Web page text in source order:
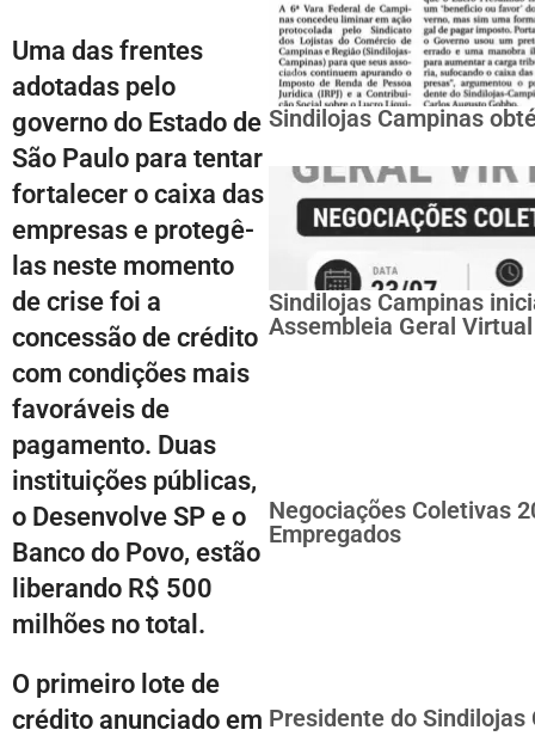
Uma das frentes
adotadas pelo
governo do Estado de
São Paulo para tentar
fortalecer o caixa das
empresas e protegê-
las neste momento
de crise foi a
concessão de crédito
com condições mais
favoráveis de
pagamento. Duas
instituições públicas,
o Desenvolve SP e o
Banco do Povo, estão
liberando R$ 500
milhões no total.
O primeiro lote de
crédito anunciado em
Sindilojas Campinas
Sindilojas Campinas
Assembleia Geral Virtual
Negociações Coletivas
Empregados
Presidente do